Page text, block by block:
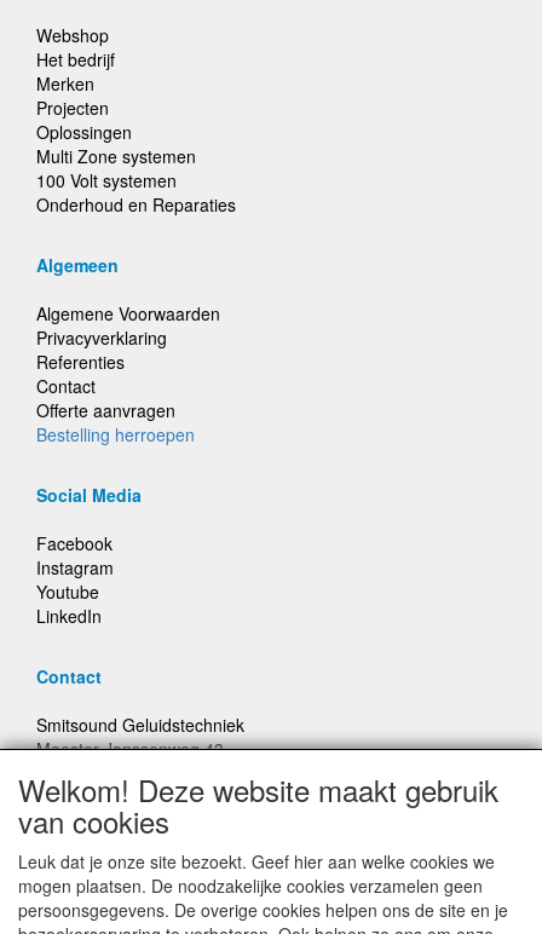
Webshop
Het bedrijf
Merken
Projecten
Oplossingen
Multi Zone systemen
100 Volt systemen
Onderhoud en Reparaties
Algemeen
Algemene Voorwaarden
Privacyverklaring
Referenties
Contact
Offerte aanvragen
Bestelling herroepen
Social Media
Facebook
Instagram
Youtube
LinkedIn
Contact
Smitsound Geluidstechniek
Meester Janssenweg 43
E-mail: info@smitsound.nl
Telefoon: +31-(0)6-22256322
Bestellingen binnen Nederland, ongeacht gewicht, verstuurd
voor € 6,95
Welkom! Deze website maakt gebruik
van cookies
Leuk dat je onze site bezoekt. Geef hier aan welke cookies we
mogen plaatsen. De noodzakelijke cookies verzamelen geen
persoonsgegevens. De overige cookies helpen ons de site en je